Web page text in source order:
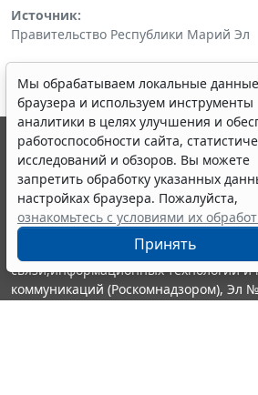
Источник:
Правительство Республики Марий Эл
Мы обрабатываем локальные данные
браузера и используем инструменты
аналитики в целях улучшения и
работоспособности сайта,
исследований и обзоров. Вы можете
запретить обработку указанных
настройках браузера. Пожалуйста,
ознакомьтесь с условиями их
Принять
© ООО "НПП "ГАРАНТ-СЕРВИС", 2026.
выпускается с 1990 года. Компания
являются участниками Российской
информации ГАРАНТ.
Портал ГАРАНТ.РУ зарегистрирован в
издания Федеральной службой по
связи,информационных технологий и
коммуникаций (Роскомнадзором), Эл